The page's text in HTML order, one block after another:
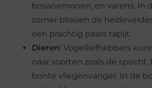
bosanemonen, en varens. In
zomer bloeien de
een prachtig paars tapijt.
Dieren: Vogelliefhebbers
naar soorten zoals de specht,
bonte vliegenvanger. In de